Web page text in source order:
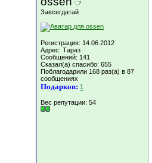
Завсегдатай
Регистрация: 14.06.2012
Адрес: Тараз
Сообщений: 141
Сказал(а) спасибо: 655
Поблагодарили 168 раз(а) в 87
сообщениях
Подарков: 1
Вес репутации: 54